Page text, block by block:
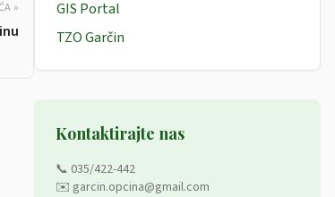
»
GIS Portal
TZO Garčin
Kontaktirajte nas
📞 035/422-442
✉️ garcin.opcina@gmail.com